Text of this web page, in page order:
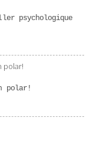
psychologique
polar!